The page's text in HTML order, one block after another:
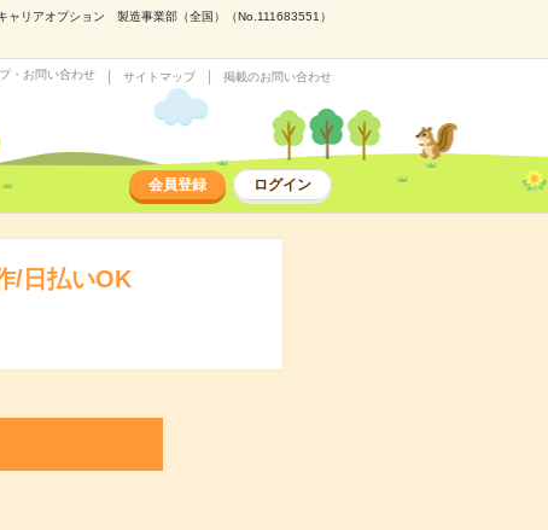
ャリアオプション 製造事業部（全国）（No.111683551）
・お問い合わせ サイトマップ 掲載のお問い合わせ
会員登録 ログイン
/日払いOK